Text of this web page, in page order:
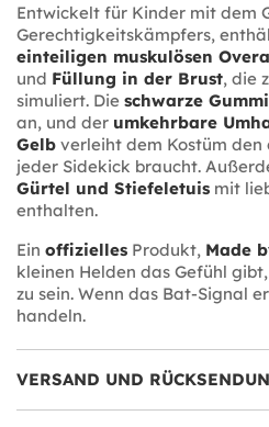
Entwickelt für Kinder mit dem
Gerechtigkeitskämpfers,
einteiligen muskulösen
und Füllung in der Brust, die
simuliert. Die schwarze
an, und der umkehrbare
Gelb verleiht dem Kostüm den
jeder Sidekick braucht.
Gürtel und Stiefeletuis mit
enthalten.
Ein offizielles Produkt, Made
kleinen Helden das Gefühl
zu sein. Wenn das Bat-Signal
handeln.
VERSAND UND